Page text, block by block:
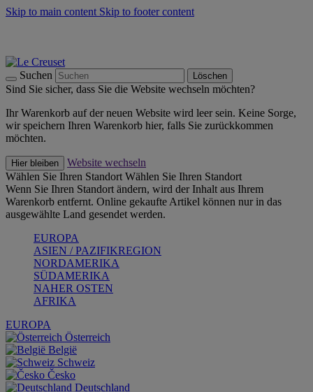
Skip to main content Skip to footer content
Suchen Löschen
Sind Sie sicher, dass Sie die Website wechseln möchten?
Ihr Warenkorb auf der neuen Website wird leer sein. Keine Sorge,
wir speichern Ihren Warenkorb hier, falls Sie zurückkommen
möchten.
Hier bleiben
Website wechseln
Wählen Sie Ihren Standort Wählen Sie Ihren Standort
Wenn Sie Ihren Standort ändern, wird der Inhalt aus Ihrem
Warenkorb entfernt. Online gekaufte Artikel können nur in das
ausgewählte Land gesendet werden.
EUROPA
ASIEN / PAZIFIKREGION
NORDAMERIKA
SÜDAMERIKA
NAHER OSTEN
AFRIKA
EUROPA
Österreich
België
Schweiz
Česko
Deutschland